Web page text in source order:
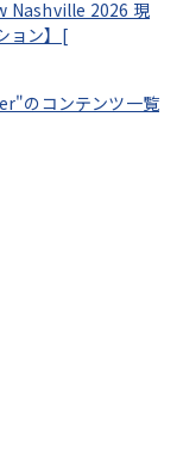
Nashville 2026 現
ョン】[
のコンテンツ一覧